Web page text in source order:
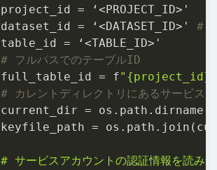
project_id = ‘<PROJECT_ID>'
dataset_id = ‘<DATASET_ID>' #
# フルパスでのテーブルID
full_table_id = f
# カレントディレクトリにあるサービス
current_dir =
keyfile_path =
# サービスアカウントの認証情報を読み